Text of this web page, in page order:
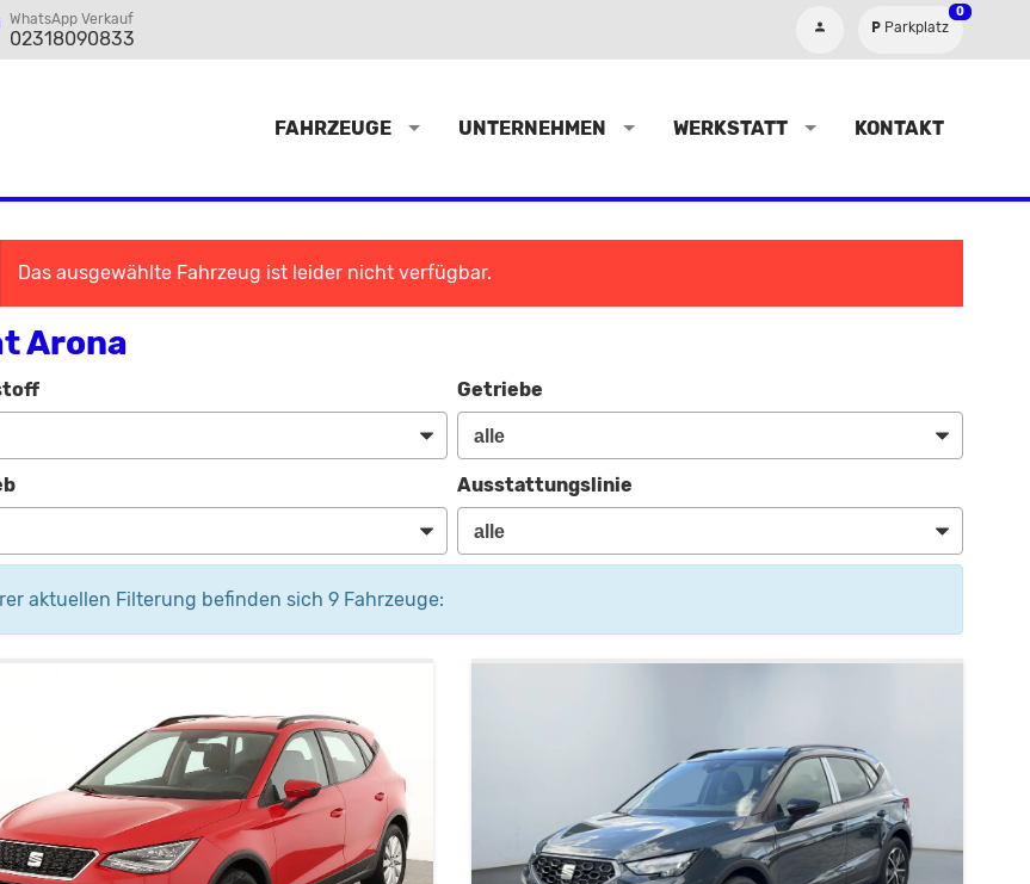
WhatsApp Verkauf
02318090833
Parkplatz
0
FAHRZEUGE UNTERNEHMEN WERKSTATT KONTAKT
Das ausgewählte Fahrzeug ist leider nicht verfügbar.
Arona
Getriebe
Ausstattungslinie
aktuellen Filterung befinden sich 9Fahrzeuge: